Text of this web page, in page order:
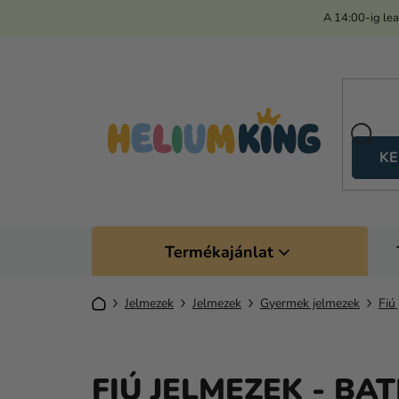
A 14:00-ig
Termékajánlat
KezdőlapJelmezek Jelmezek Gyermek jelmezek Fiú
FIÚ JELMEZEK -